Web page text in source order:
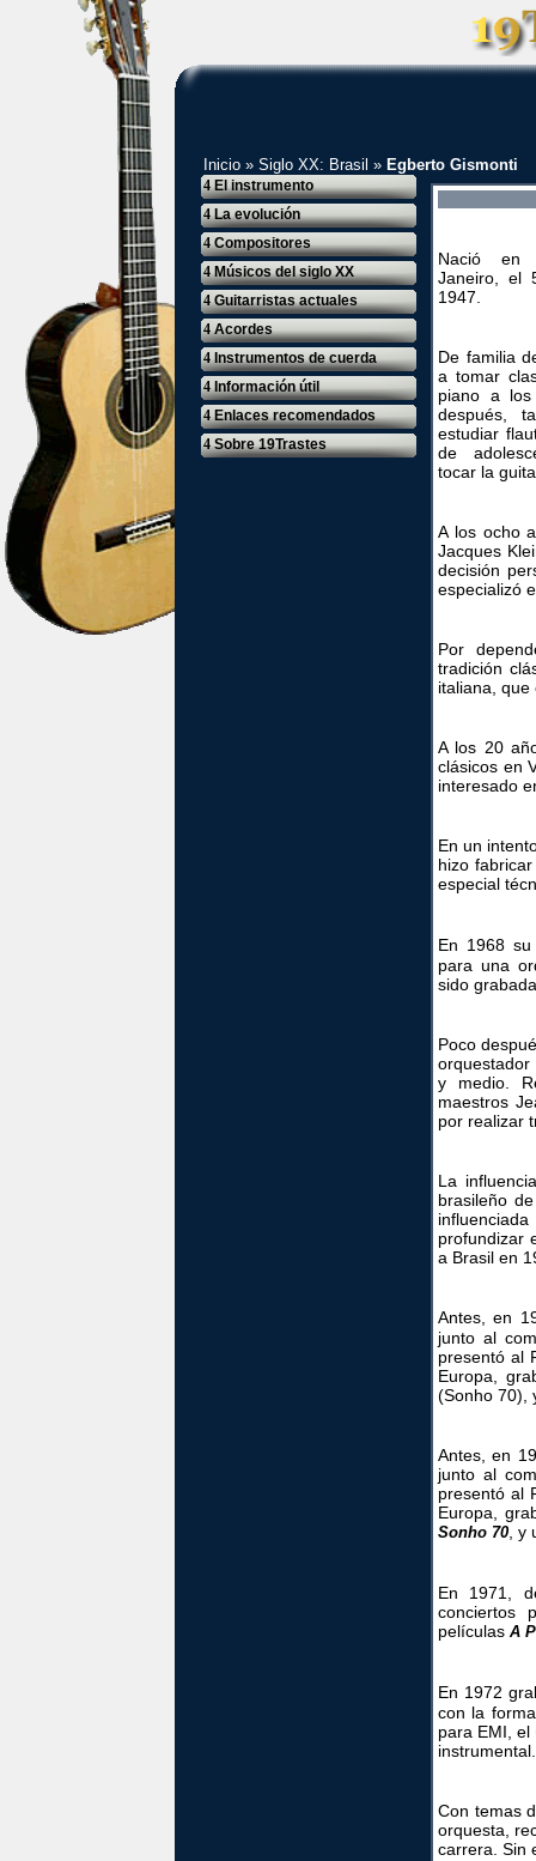
Inicio » Siglo XX: Brasil » Egberto Gismonti
4El instrumento
4La evolución
4Compositores
4Músicos del siglo XX
4Guitarristas actuales
4Acordes
4Instrumentos de cuerda
4Información útil
4Enlaces recomendados
4Sobre 19Trastes
Nació en
Janeiro, el
1947.
De familia
a tomar
piano a
después,
estudiar
de
tocar la
A los ocho
Jacques
decisión
especializó
Por
tradición
italiana,
A los 20
clásicos en
interesado
En un
hizo
especial
En 1968
para una
sido
Poco
y medio.
maestros
por realizar
La
brasileño
profundizar
a Brasil en
Antes, en
junto al
presentó al
Europa,
(Sonho 70),
Antes, en
junto al
presentó al
Europa,
Sonho 70 ,
En 1971,
conciertos
películas A
En 1972
con la
para EMI,
instrumental.
Con temas
orquesta,
carrera. Sin